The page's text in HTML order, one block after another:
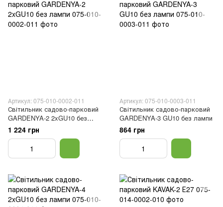
Артикул: 075-010-0002-011
Світильник садово-парковий
GARDENYA-2 2xGU10 без
лампи
1 224 грн
Артикул: 075-010-0003-011
Світильник садово-парковий
GARDENYA-3 GU10 без лампи
864 грн